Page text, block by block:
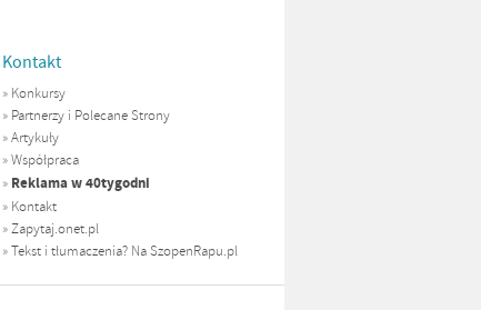
Kontakt
» Konkursy
» Partnerzy i Polecane Strony
»Artykuły
»Współpraca
» Reklama w 40tygodni
» Kontakt
»Zapytaj.onet.pl
»Tekst i tłumaczenia? Na SzopenRapu.pl